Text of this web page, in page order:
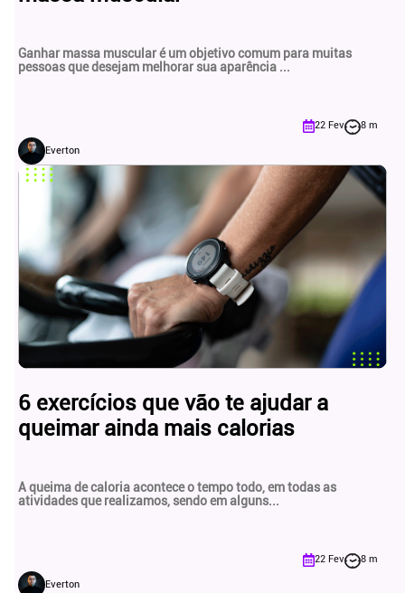
Ganhar massa muscular é um objetivo comum para muitas
pessoas que desejam melhorar sua aparência ...
Everton
22 Fev 8 m
6 exercícios que vão te ajudar a
queimar ainda mais calorias
A queima de caloria acontece o tempo todo, em todas as
atividades que realizamos, sendo em alguns...
Everton
22 Fev 8 m